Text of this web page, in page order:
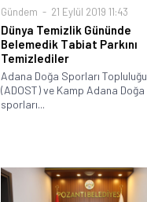
Gündem 21 Eylül 2019 11:43
Dünya Temizlik Gününde
Belemedik Tabiat Parkını
Temizlediler
Adana Doğa Sporları Topluluğu
(ADOST) ve Kamp Adana Doğa
sporları...